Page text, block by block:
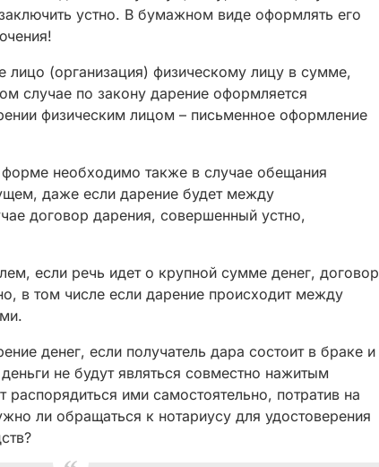
устно. В бумажном виде оформлять его
лицо (организация) физическому лицу в сумме,
случае по закону дарение оформляется
физическим лицом – письменное оформление
необходимо также в случае обещания
даже если дарение будет между
договор дарения, совершенный устно,
если речь идет о крупной сумме денег, договор
в том числе если дарение происходит между
денег, если получатель дара состоит в браке и
не будут являться совместно нажитым
ими самостоятельно, потратив на
ли обращаться к нотариусу для удостоверения